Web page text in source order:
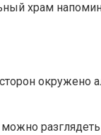
храм
окружено